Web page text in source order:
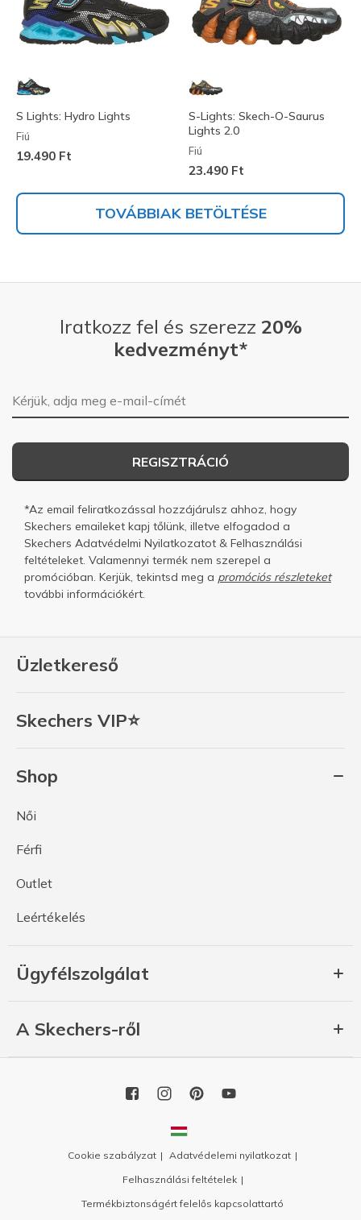
S Lights: Hydro Lights
Fiú
19.490 Ft
S-Lights: Skech-O-Saurus
Lights 2.0
Fiú
23.490 Ft
TOVÁBBIAK BETÖLTÉSE
Üzletkereső
Skechers VIP⭐
Shop
Női
Férfi
Outlet
Leértékelés
Ügyfélszolgálat
A Skechers-ről
Iratkozz fel és szerezz 20%
kedvezményt*
E-mail-cím
REGISZTRÁCIÓ
*Az email feliratkozással hozzájárulsz ahhoz, hogy
Skechers emaileket kapj tőlünk, illetve elfogadod a
Skechers Adatvédelmi Nyilatkozatot & Felhasználási
feltételeket. Valamennyi termék nem szerepel a
promócióban. Kerjük, tekintsd meg a promóciós részleteket
további információkért.
Cookie szabályzat
Adatvédelemi nyilatkozat
Felhasználási feltételek
Termékbiztonságért felelős kapcsolattartó